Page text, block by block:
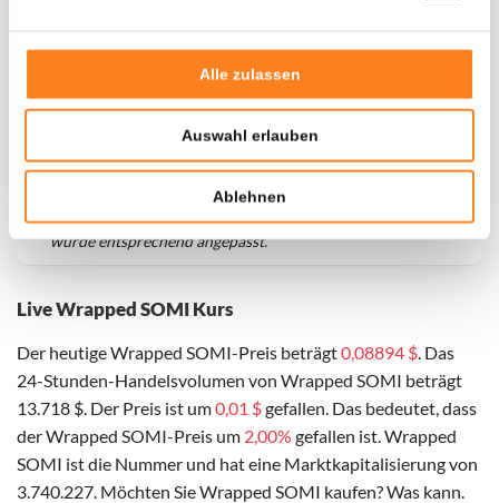
Alle zulassen
Auswahl erlauben
Ablehnen
Live Wrapped SOMI Kurs
Der heutige Wrapped SOMI-Preis beträgt0,08894 $. Das
24-Stunden-Handelsvolumen von Wrapped SOMI beträgt
13.718 $. Der Preis ist um0,01 $gefallen. Das bedeutet, dass
der Wrapped SOMI-Preis um 2,00% gefallen ist. Wrapped
SOMI ist die Nummer und hat eine Marktkapitalisierung von
3.740.227. Möchten Sie Wrapped SOMI kaufen? Was kann.
haben wir historische Daten seit
10-2025, das hypothetische erste Investitionsdatum
wurde entsprechend angepasst.